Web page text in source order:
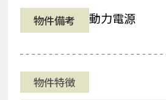
物件備考 動力電源
物件特徴